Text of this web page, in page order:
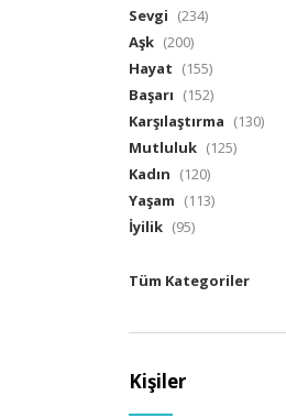
Sevgi (234)
Aşk (200)
Hayat (155)
Başarı (152)
Karşılaştırma (130)
Mutluluk (125)
Kadın (120)
Yaşam (113)
İyilik (95)
Tüm Kategoriler
Kişiler